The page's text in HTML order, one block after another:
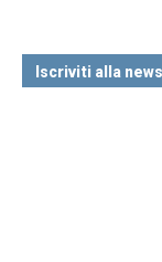
Iscriviti alla